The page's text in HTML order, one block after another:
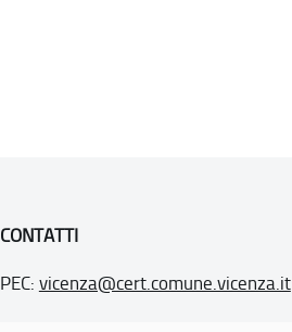
CONTATTI
PEC: vicenza@cert.comune.vicenza.it